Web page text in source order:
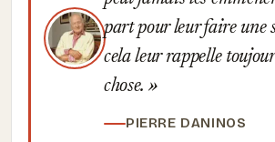
part pour leur faire une
cela leur rappelle
chose.
PIERRE DANINOS